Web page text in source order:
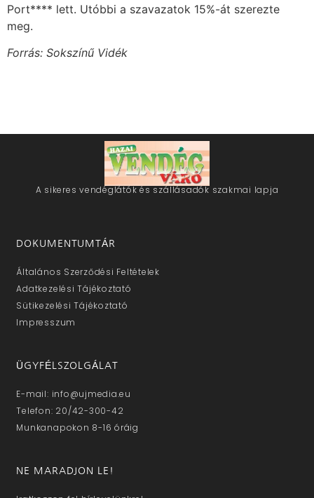
Port**** lett. Utóbbi a szavazatok 15%-át szerezte
meg.
Forrás: Sokszínű Vidék
A sikeres vendéglátók és szállásadók szakmai lapja
DOKUMENTUMTÁR
Általános Szerződési Feltételek
Adatkezelési Tájékoztató
Sütikezelési Tájékoztató
Impresszum
ÜGYFÉLSZOLGÁLAT
E-mail: info@ujmedia.eu
Telefon: 20/42-300-42
Munkanapokon 8-16 óráig
NE MARADJON LE!